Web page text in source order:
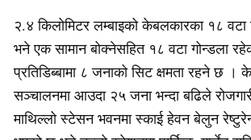
२.४ किलोमिटर लम्बाइको केबलकारका १८
भने एक सामान बोक्नेसहित १८ वटा गोन्डला
प्रतिडिब्बामा ८ जनाको सिट क्षमता रहने छ ।
सञ्चालनमा आउदा २५ जना भन्दा बढिले
माथिल्लो स्टेसन भवनमा स्काई हेवन बेलुन